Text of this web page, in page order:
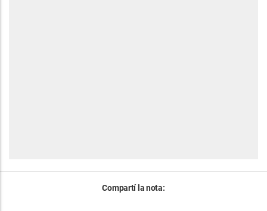
Compartí la nota: